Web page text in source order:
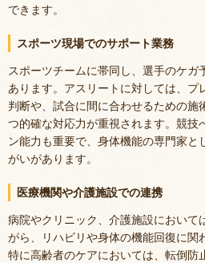
できます。
スポーツ現場でのサポート業務
スポーツチームに帯同し、選手のケガ
あります。アスリートに対しては、プ
判断や、試合に間に合わせるための施
つ的確な対応力が重視されます。競技
ン能力も重要で、身体機能の専門家と
がいがあります。
医療機関や介護施設での連携
病院やクリニック、介護施設において
がら、リハビリや身体の機能回復に関
特に高齢者のケアにおいては、転倒防